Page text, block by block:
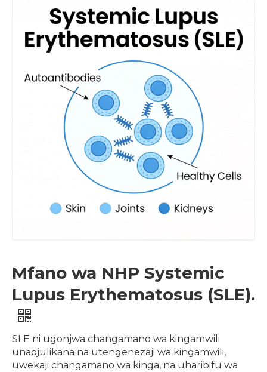
Mfano wa NHP Systemic
Lupus Erythematosus (SLE).
SLE ni ugonjwa changamano wa kingamwili
unaojulikana na utengenezaji wa kingamwili,
uwekaji changamano wa kinga, na uharibifu wa